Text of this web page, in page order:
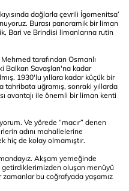
dağlarla çevrili İgomenitsa’
Burası panoramik bir liman
Bari ve Brindisi limanlarına rutin
tarafından Osmanlı
Balkan Savaşları'na kadar
1930'lu yıllara kadar küçük bir
tahribata uğramış, sonraki yıllarda
avantajı ile önemli bir liman kenti
Ve yörede “macır” denen
adını mahallelerine
hiç de kolay olmamıştır.
Akşam yemeğinde
oluşan menüyü
bu coğrafyada yaşamız